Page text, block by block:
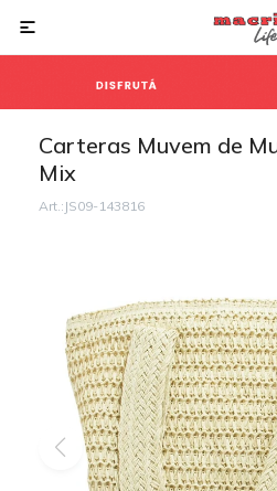

Carteras Muvem de
Mix
JS09-143816